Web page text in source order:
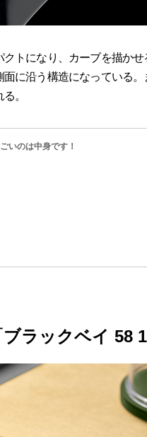
トになり、カーブを描かせ
に沿う構造になっている。
。
いのは中身です！
ラックベイ 58